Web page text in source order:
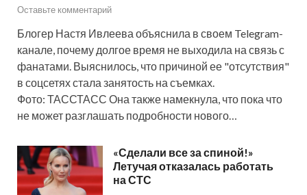
Оставьте комментарий
Блогер Настя Ивлеева объяснила в своем Telegram-
канале, почему долгое время не выходила на связь с
фанатами. Выяснилось, что причиной ее "отсутствия"
в соцсетях стала занятость на съемках.
Фото: ТАССТАСС Она также намекнула, что пока что
не может разглашать подробности нового…
«Сделали все за спиной!»
Летучая отказалась работать
на СТС